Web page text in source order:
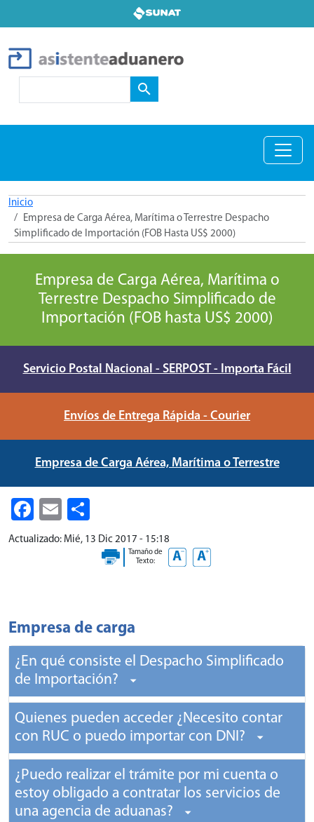
Search
Inicio
Empresa de Carga Aérea, Marítima o Terrestre Despacho
Simplificado de Importación (FOB Hasta US$ 2000)
Empresa de Carga Aérea, Marítima o
Terrestre Despacho Simplificado de
Importación (FOB hasta US$ 2000)
Servicio Postal Nacional - SERPOST - Importa Fácil
Envíos de Entrega Rápida - Courier
Empresa de Carga Aérea, Marítima o Terrestre
Facebook
Email
Actualizado: Mié, 13 Dic 2017 - 15:18
Tamaño de
Texto:
Empresa de carga
¿En qué consiste el Despacho Simplificado
de Importación?
Quienes pueden acceder ¿Necesito contar
con RUC o puedo importar con DNI?
¿Puedo realizar el trámite por mi cuenta o
estoy obligado a contratar los servicios de
una agencia de aduanas?